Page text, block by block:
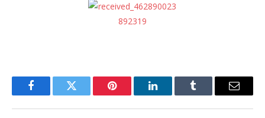
FacebookTwitter Pinterest LinkedInTumblr Email